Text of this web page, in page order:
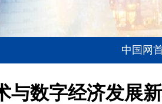
中国网
与数字经济发展